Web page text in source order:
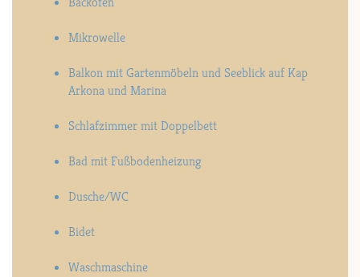
Mikrowelle
Balkon mit Gartenmöbeln und Seeblick auf Kap
Arkona und Marina
Schlafzimmer mit Doppelbett
Bad mit Fußbodenheizung
Dusche/WC
Bidet
Waschmaschine